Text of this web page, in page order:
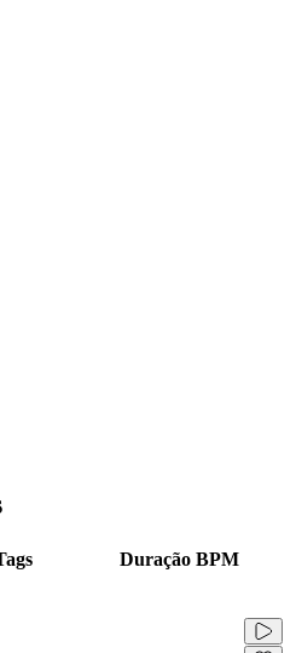
Duração BPM